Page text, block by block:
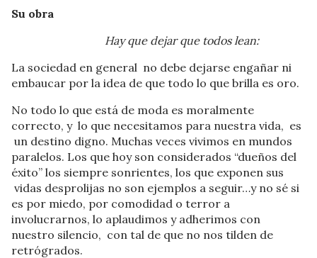
Su obra
Hay que dejar que todos lean:
La sociedad en general no debe dejarse engañar ni
embaucar por la idea de que todo lo que brilla es oro.
No todo lo que está de moda es moralmente
correcto, y lo que necesitamos para nuestra vida, es
un destino digno. Muchas veces vivimos en mundos
paralelos. Los que hoy son considerados “dueños del
éxito” los siempre sonrientes, los que exponen sus
vidas desprolijas no son ejemplos a seguir…y no sé si
es por miedo, por comodidad o terror a
involucrarnos, lo aplaudimos y adherimos con
nuestro silencio, con tal de que no nos tilden de
retrógrados.